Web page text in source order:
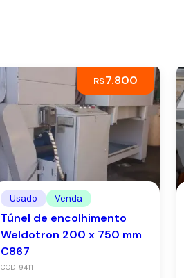
R$7.800
Usado Venda
Túnel de encolhimento
Weldotron 200 x 750 mm
C867
COD-9411